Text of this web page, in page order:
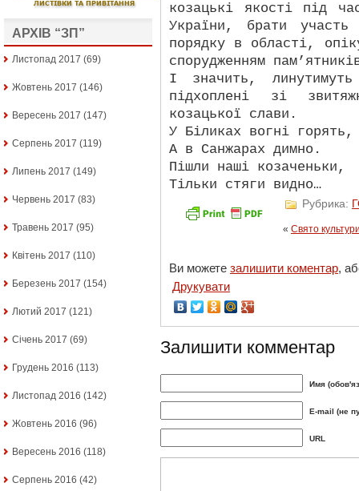
АРХІВ “ЗП”
Листопад 2017 (69)
Жовтень 2017 (146)
Вересень 2017 (147)
Серпень 2017 (119)
Липень 2017 (149)
Червень 2017 (83)
Травень 2017 (95)
Квітень 2017 (110)
Березень 2017 (154)
Лютий 2017 (121)
Січень 2017 (69)
Грудень 2016 (113)
Листопад 2016 (142)
Жовтень 2016 (96)
Вересень 2016 (118)
Серпень 2016 (42)
козацькі якості під
України, брати участь
порядку в області,
спорудженням
І значить,
підхоплені зі
козацької слави.
У Біликах вогні горять,
А в Санжарах димно.
Пішли наші козаченьки,
Тільки стяги видно…
Рубрика:
« Свято
Ви можете залишити коментар,
Друкувати
Залишити комментар
Имя
E-mail (не
URL